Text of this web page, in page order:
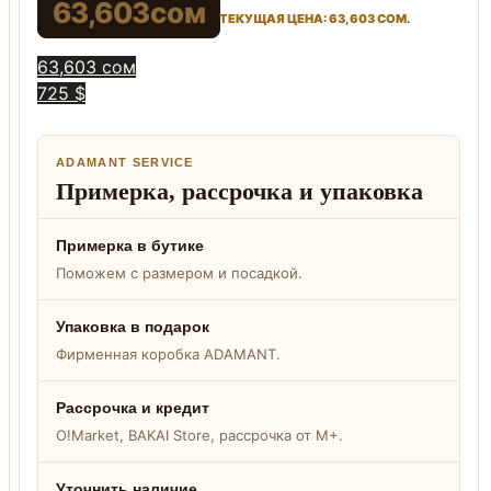
63,603сом ТЕКУЩАЯ ЦЕНА: 63,603 СОМ.
63,603 сом
725 $
ADAMANT SERVICE
Примерка, рассрочка и упаковка
Примерка в бутике
Поможем с размером и посадкой.
Упаковка в подарок
Фирменная коробка ADAMANT.
Рассрочка и кредит
O!Market, BAKAI Store, рассрочка от M+.